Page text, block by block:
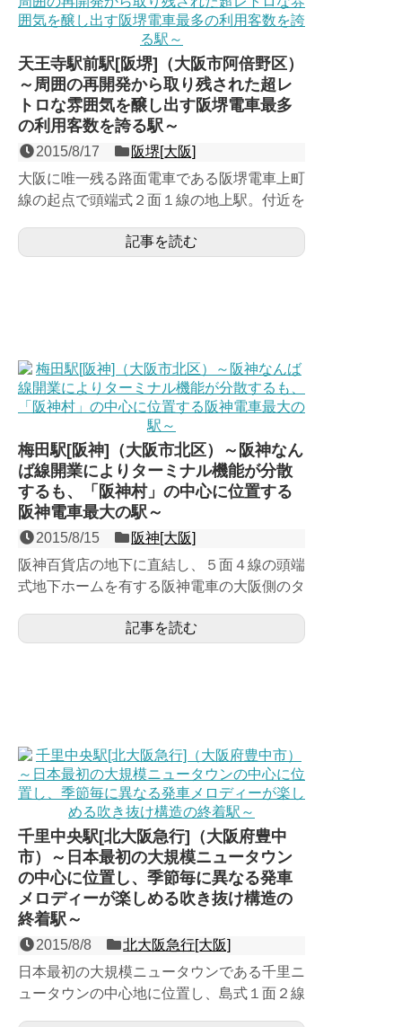
天王寺駅前駅[阪堺]（大阪市阿倍野区）
～周囲の再開発から取り残された超レ
トロな雰囲気を醸し出す阪堺電車最多
の利用客数を誇る駅～
2015/8/17
阪堺[大阪]
大阪に唯一残る路面電車である阪堺電車上町
線の起点で頭端式２面１線の地上駅。付近を
するが、周囲の大再開...
記事を読む
梅田駅[阪神]（大阪市北区）～阪神なん
ば線開業によりターミナル機能が分散
するも、「阪神村」の中心に位置する
阪神電車最大の駅～
2015/8/15
阪神[大阪]
阪神百貨店の地下に直結し、５面４線の頭端
式地下ホームを有する阪神電車の大阪側のタ
抗するかのように、周...
記事を読む
千里中央駅[北大阪急行]（大阪府豊中
市）～日本最初の大規模ニュータウン
の中心に位置し、季節毎に異なる発車
メロディーが楽しめる吹き抜け構造の
終着駅～
2015/8/8
北大阪急行[大阪]
日本最初の大規模ニュータウンである千里ニ
ュータウンの中心地に位置し、島式１面２線